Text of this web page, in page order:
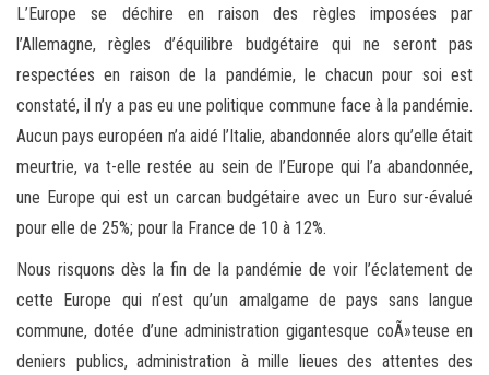
L’Europe se déchire en raison des règles imposées par
l’Allemagne, règles d’équilibre budgétaire qui ne seront pas
respectées en raison de la pandémie, le chacun pour soi est
constaté, il n’y a pas eu une politique commune face à la pandémie.
Aucun pays européen n’a aidé l’Italie, abandonnée alors qu’elle était
meurtrie, va t-elle restée au sein de l’Europe qui l’a abandonnée,
une Europe qui est un carcan budgétaire avec un Euro sur-évalué
pour elle de 25%; pour la France de 10 à 12%.
Nous risquons dès la fin de la pandémie de voir l’éclatement de
cette Europe qui n’est qu’un amalgame de pays sans langue
commune, dotée d’une administration gigantesque coÃ»teuse en
deniers publics, administration à mille lieues des attentes des